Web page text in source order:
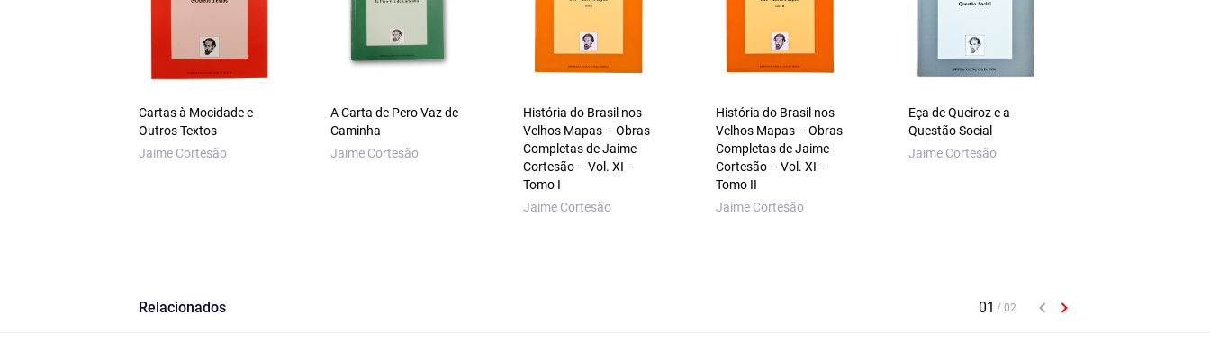
Cartas à Mocidade e
Outros Textos
Jaime Cortesão
A Carta de Pero Vaz de
Caminha
Jaime Cortesão
História do Brasil nos
Velhos Mapas – Obras
Completas de Jaime
Cortesão – Vol. XI –
Tomo I
Jaime Cortesão
História do Brasil nos
Velhos Mapas – Obras
Completas de Jaime
Cortesão – Vol. XI –
Tomo II
Jaime Cortesão
Eça de Queiroz e a
Questão Social
Jaime Cortesão
Relacionados